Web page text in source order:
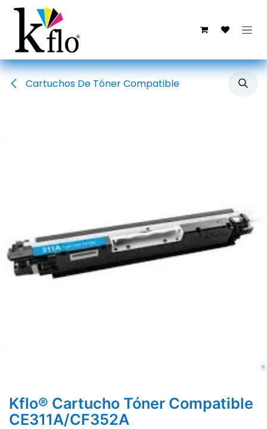
Ir al contenido
Cartuchos De Tóner Compatible
Kflo® Cartucho Tóner Compatible
CE311A/CF352A